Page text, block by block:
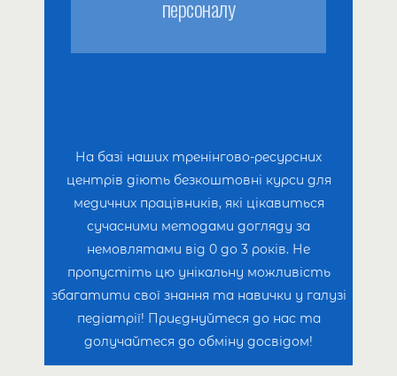
вигодовування.
Збалансована дієта для годуючих
Ефективні методи захисту від
інфекційних захворювань.
Ведення календаря вагітності
для кожного етапу.
Догляд за новонародженими.
Консультації та підтримка.
Професійний післяпологовий
патронаж для вас та вашого
персоналу
На базі наших тренінгово-ресурсних
центрів діють безкоштовні курси для
медичних працівників, які цікавиться
сучасними методами догляду за
немовлятами від 0 до 3 років. Не
пропустіть цю унікальну можливість
збагатити свої знання та навички у галузі
педіатрії! Приєднуйтеся до нас та
долучайтеся до обміну досвідом!